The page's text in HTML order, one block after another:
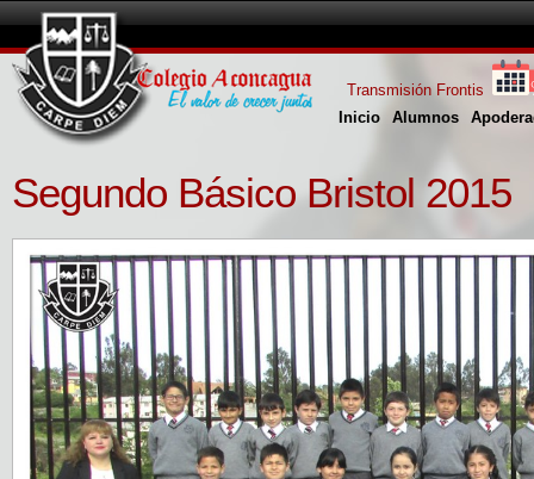
Inicio Alumnos
Transmisión Frontis
Segundo Básico Bristol 2015